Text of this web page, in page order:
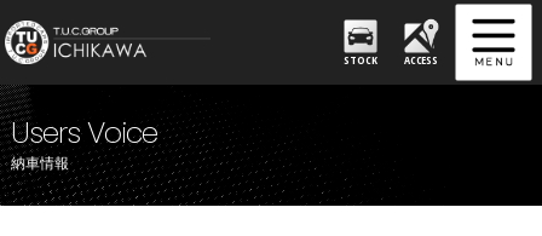
STOCK ACCESS
Users Voice
納車情報